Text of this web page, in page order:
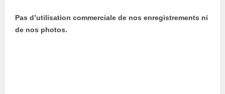
Pas d’utilisation commerciale de nos enregistrements ni
de nos photos.